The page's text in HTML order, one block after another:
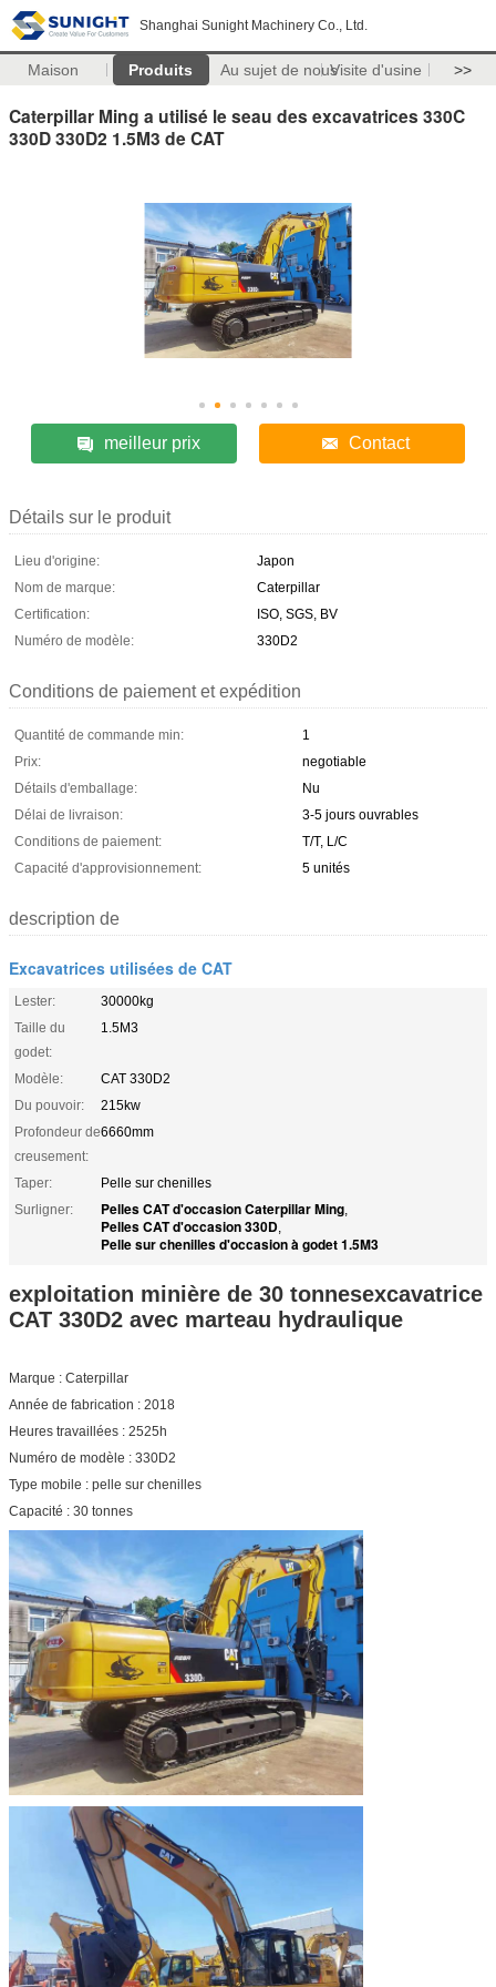
Shanghai Sunight Machinery Co., Ltd.
Maison Produits Au sujet de nousVisite d'usine >>
Caterpillar Ming a utilisé le seau des excavatrices 330C
330D 330D2 1.5M3 de CAT
meilleur prix Contact
Détails sur le produit
Lieu d'origine:
Japon
Nom de marque:
Caterpillar
Certification:
ISO, SGS, BV
Numéro de modèle:
330D2
Conditions de paiement et expédition
Quantité de commande min:
1
Prix:
negotiable
Détails d'emballage:
Nu
Délai de livraison:
3-5 jours ouvrables
Conditions de paiement:
T/T, L/C
Capacité d'approvisionnement:
5 unités
description de
Excavatrices utilisées de CAT
Lester:
30000kg
Taille du
godet:
1.5M3
Modèle:
CAT 330D2
Du pouvoir:
215kw
Profondeur de
creusement:
6660mm
Taper:
Pelle sur chenilles
Surligner:
Pelles CAT d'occasion Caterpillar Ming,
Pelles CAT d'occasion 330D,
Pelle sur chenilles d'occasion à godet 1.5M3
exploitation minière de 30 tonnesexcavatrice
CAT 330D2 avec marteau hydraulique
Marque : Caterpillar
Année de fabrication : 2018
Heures travaillées : 2525h
Numéro de modèle : 330D2
Type mobile : pelle sur chenilles
Capacité : 30 tonnes